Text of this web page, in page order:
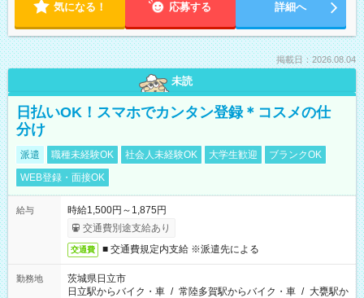
気になる！ 応募する 詳細へ
掲載日：2026.08.04
未読
日払いOK！スマホでカンタン登録＊コスメの仕
分け
派遣 職種未経験OK 社会人未経験OK 大学生歓迎
ブランクOK
WEB登録・面接OK
給与
時給1,500円～1,875円
交通費別途支給あり
交通費 ■ 交通費規定内支給 ※派遣先による
勤務地
茨城県日立市
日立駅からバイク・車 / 常陸多賀駅からバイク・車 / 大甕駅か